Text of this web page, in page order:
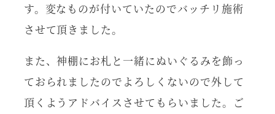
す。変なものが付いていたのでバッチリ施術
させて頂きました。
また、神棚にお札と一緒にぬいぐるみを飾っ
ておられましたのでよろしくないので外して
頂くようアドバイスさせてもらいました。ご